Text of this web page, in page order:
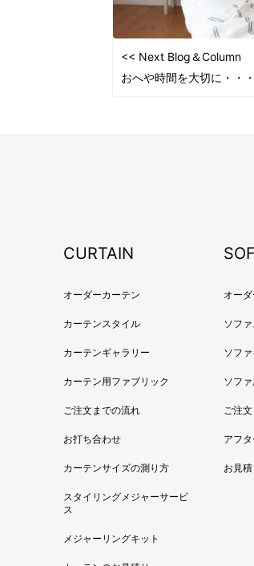
<< Next Blog＆Column
おへや時間を大切に・・・
CURTAIN
オーダーカーテン
カーテンスタイル
カーテンギャラリー
カーテン用ファブリック
ご注文までの流れ
お打ち合わせ
カーテンサイズの測り方
スタイリングメジャーサービ
ス
メジャーリングキット
オー
ソフ
ソフ
ソフ
ご注
アフ
お見